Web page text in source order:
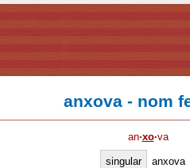
anxova - nom
an·xo·va
singular
anxova